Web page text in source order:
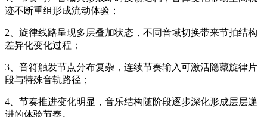
迹不断重组形成流动体验；
2、旋律线路呈现多层叠加状态，不同音域切换带来节拍结构
差异化变化过程；
3、音符触发节点分布复杂，连续节奏输入可激活隐藏旋律片
段与特殊音轨路径；
4、节奏推进变化明显，音乐结构随阶段逐步深化形成层层递
进的体验节奏。